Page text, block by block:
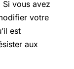
Si vous avez
votre
est
aux